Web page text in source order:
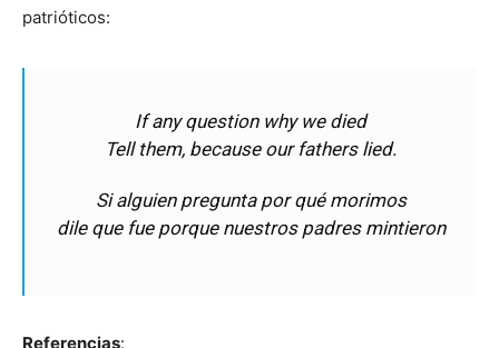
patrióticos:
If any question why we died
Tell them, because our fathers lied.
Si alguien pregunta por qué morimos
dile que fue porque nuestros padres mintieron
Referencias: